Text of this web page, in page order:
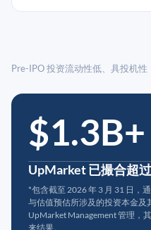
Pre-IPO 投资流动性低、具投机性
$1.3B+
UpMarket 已撮合超
*包含截至 2026 年 3 月 31 日，
与估值预估所涉及的投资本金及
UpMarket Management 管理，
来结果。